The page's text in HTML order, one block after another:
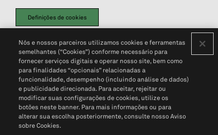
Definições de cookies
Política de PrivacidadePortal de privacidade do cliente (em inglês)
Não Venda Minhas Informações Pessoais© 2026 S&P Global
Nós e nossos parceiros utilizamos cookies e ferramentas
semelhantes (“Cookies”) conforme necessário para
fornecer serviços digitais e operar nosso site, bem como
para finalidades “opcionais” relacionadas a
funcionalidade, desempenho (incluindo análise de dados)
e publicidade direcionada. Para aceitar, rejeitar ou
modificar suas configurações de cookies, utilize os
botões neste banner. Para mais informações ou para
alterar sua escolha posteriormente, consulte nosso Aviso
sobre Cookies.